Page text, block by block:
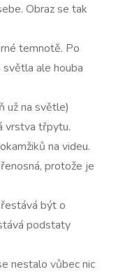
Obraz se tak
temnotě. Po
ale houba
už na světle)
vrstva třpytu.
na videu.
protože je
být o
podstaty
nestalo vůbec nic